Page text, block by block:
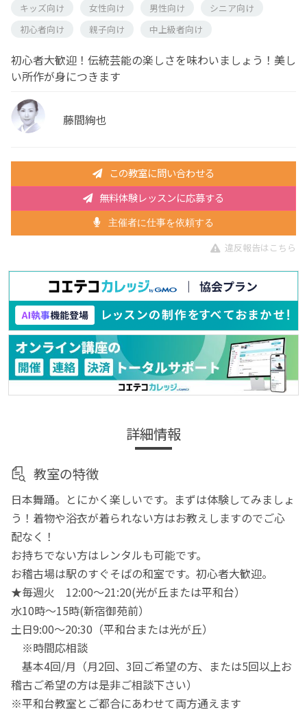
キッズ向け
女性向け 男性向け
シニア向け
初心者向け
親子向け 中上級者向け
初心者大歓迎！伝統芸能の楽しさを味わいましょう！美し
い所作が身につきます
藤間絢也
この教室に問い合わせる
無料体験レッスンに応募する
主催者に仕事を依頼する
違反報告はこちら
詳細情報
教室の特徴
日本舞踊。とにかく楽しいです。まずは体験してみましょ
う！着物や浴衣が着られない方はお教えしますのでご心
配なく！
お持ちでない方はレンタルも可能です。
お稽古場は駅のすぐそばの和室です。初心者大歓迎。
★毎週火 12:00～21:20(光が丘または平和台）
水10時〜15時(新宿御苑前）
土日9:00～20:30（平和台または光が丘）
※時間応相談
基本4回/月（月2回、3回ご希望の方、または5回以上お
稽古ご希望の方は是非ご相談下さい）
※平和台教室とご都合にあわせて両方通えます